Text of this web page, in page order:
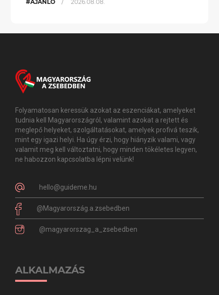
#AJÁNLÓ 2026.08.08.
Folyamatosan keressük azokat az eszenciákat, amelyeket
tudnia kell Magyarországról, valamint azokat a rejtett és
meglepő helyeket, szolgáltatásokat, amelyek profivá teszik,
mint egy igazi helyi. Ha úgy érzi, hogy hiányzik valami, vagy
valamit meg kell változtatni, hogy minden tökéletes legyen,
ne habozzon kapcsolatba lépni velünk!
hello@guideme.hu
@Magyarország.a.zsebedben
@magyarorszag_a_zsebedben
ALKALMAZÁS